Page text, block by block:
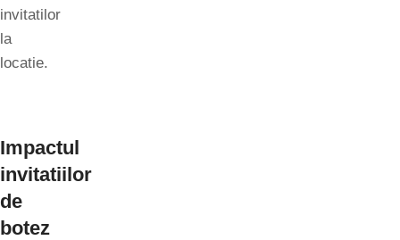
invitatilor
la
locatie.
Impactul
invitatiilor
de
botez